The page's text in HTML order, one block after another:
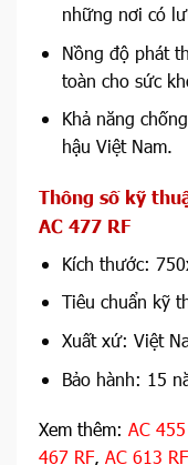
những nơi có
Nồng độ phát
toàn cho sức
Khả năng
hậu Việt Nam.
Thông số kỹ
AC 477 RF
Kích thước:
Tiêu chuẩn kỹ
Xuất xứ: Việt
Bảo hành: 15
Xem thêm: AC
467 RF, AC 613 RF